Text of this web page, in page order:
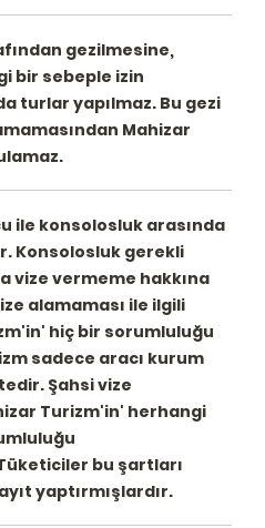
gezilmesine,
bir sebeple izin
turlar yapılmaz. Bu gezi
Mahizar
ile konsolosluk arasında
Konsolosluk gerekli
vize vermeme hakkına
alamaması ile ilgili
hiç bir sorumluluğu
sadece aracı kurum
Şahsi vize
Turizm'in' herhangi
bu şartları
yaptırmışlardır.